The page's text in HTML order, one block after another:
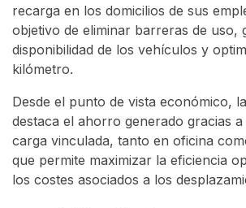
recarga en los domicilios de sus
objetivo de eliminar barreras de uso,
disponibilidad de los vehículos y
kilómetro.
Desde el punto de vista económico,
destaca el ahorro generado gracias a
carga vinculada, tanto en oficina
que permite maximizar la eficiencia
los costes asociados a los